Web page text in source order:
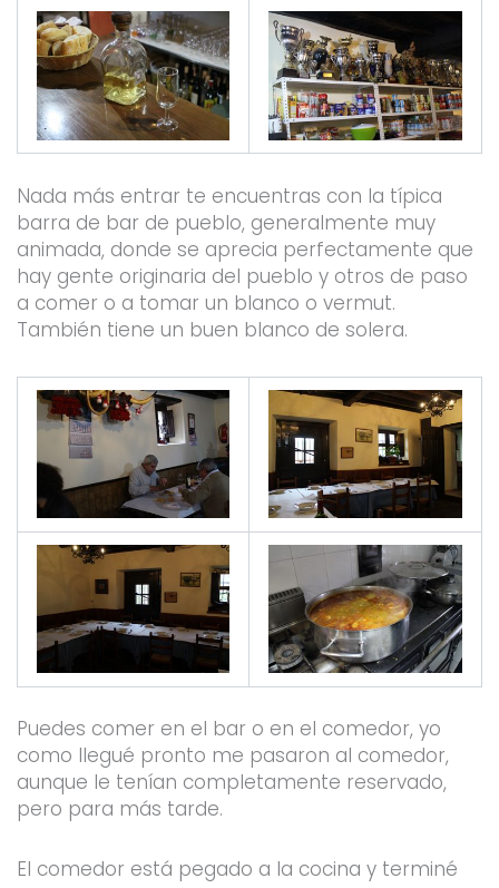
Nada más entrar te encuentras con la típica
barra de bar de pueblo, generalmente muy
animada, donde se aprecia perfectamente que
hay gente originaria del pueblo y otros de paso
a comer o a tomar un blanco o vermut.
También tiene un buen blanco de solera.
Puedes comer en el bar o en el comedor, yo
como llegué pronto me pasaron al comedor,
aunque le tenían completamente reservado,
pero para más tarde.
El comedor está pegado a la cocina y terminé